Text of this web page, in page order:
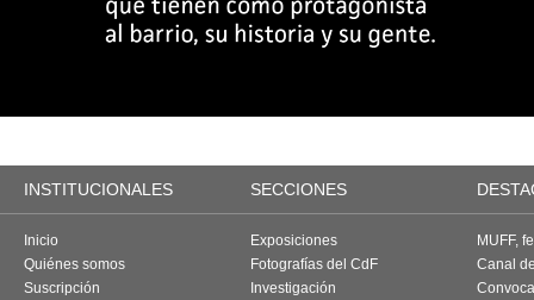
INSTITUCIONALES SECCIONES
Inicio
Quiénes somos
Suscripción
Exposiciones
Fotografías del CdF
Investigación
MUFF,
Canal